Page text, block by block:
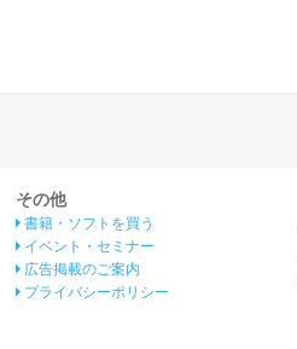
その他
書籍・ソフトを買う
イベント・セミナー
広告掲載のご案内
プライバシーポリシー